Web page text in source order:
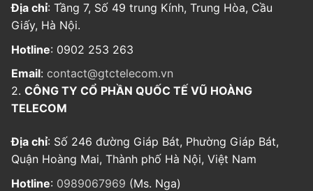
Địa chỉ: Tầng 7, Số 49 trung Kính, Trung Hòa, Cầu
Giấy, Hà Nội.
Hotline: 0902 253 263
Email: contact@gtctelecom.vn
2. CÔNG TY CỔ PHẦN QUỐC TẾ VŨ HOÀNG
TELECOM
Địa chỉ: Số 246 đường Giáp Bát, Phường Giáp Bát,
Quận Hoàng Mai, Thành phố Hà Nội, Việt Nam
Hotline: 0989067969 (Ms. Nga)